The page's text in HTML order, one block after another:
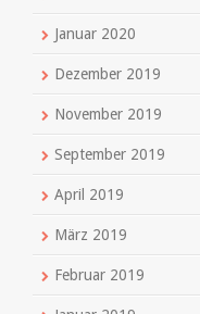
Januar 2020
Dezember 2019
November 2019
September 2019
April 2019
März 2019
Februar 2019